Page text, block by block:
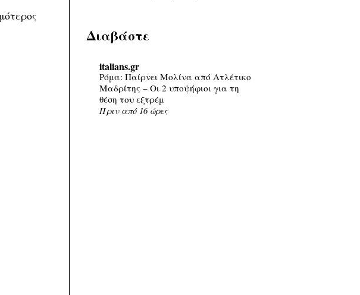
Διαβάστε
italians.gr
Ρόμα: Παίρνει Μολίνα από Ατλέτικο
Μαδρίτης – Οι 2 υποψήφιοι για τη
θέση του εξτρέμ
Πριν από 16 ώρες